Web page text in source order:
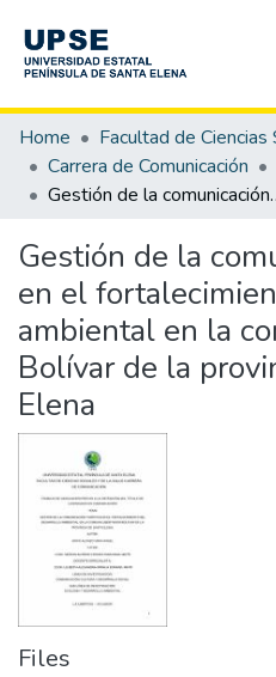
Communities & Collections
All of DSpace
Statistics
Home
Carrera de Comunicación
Gestión de la comunicación turística en el
Gestión de la
en el
ambiental en la
Bolívar de la
Elena
Files